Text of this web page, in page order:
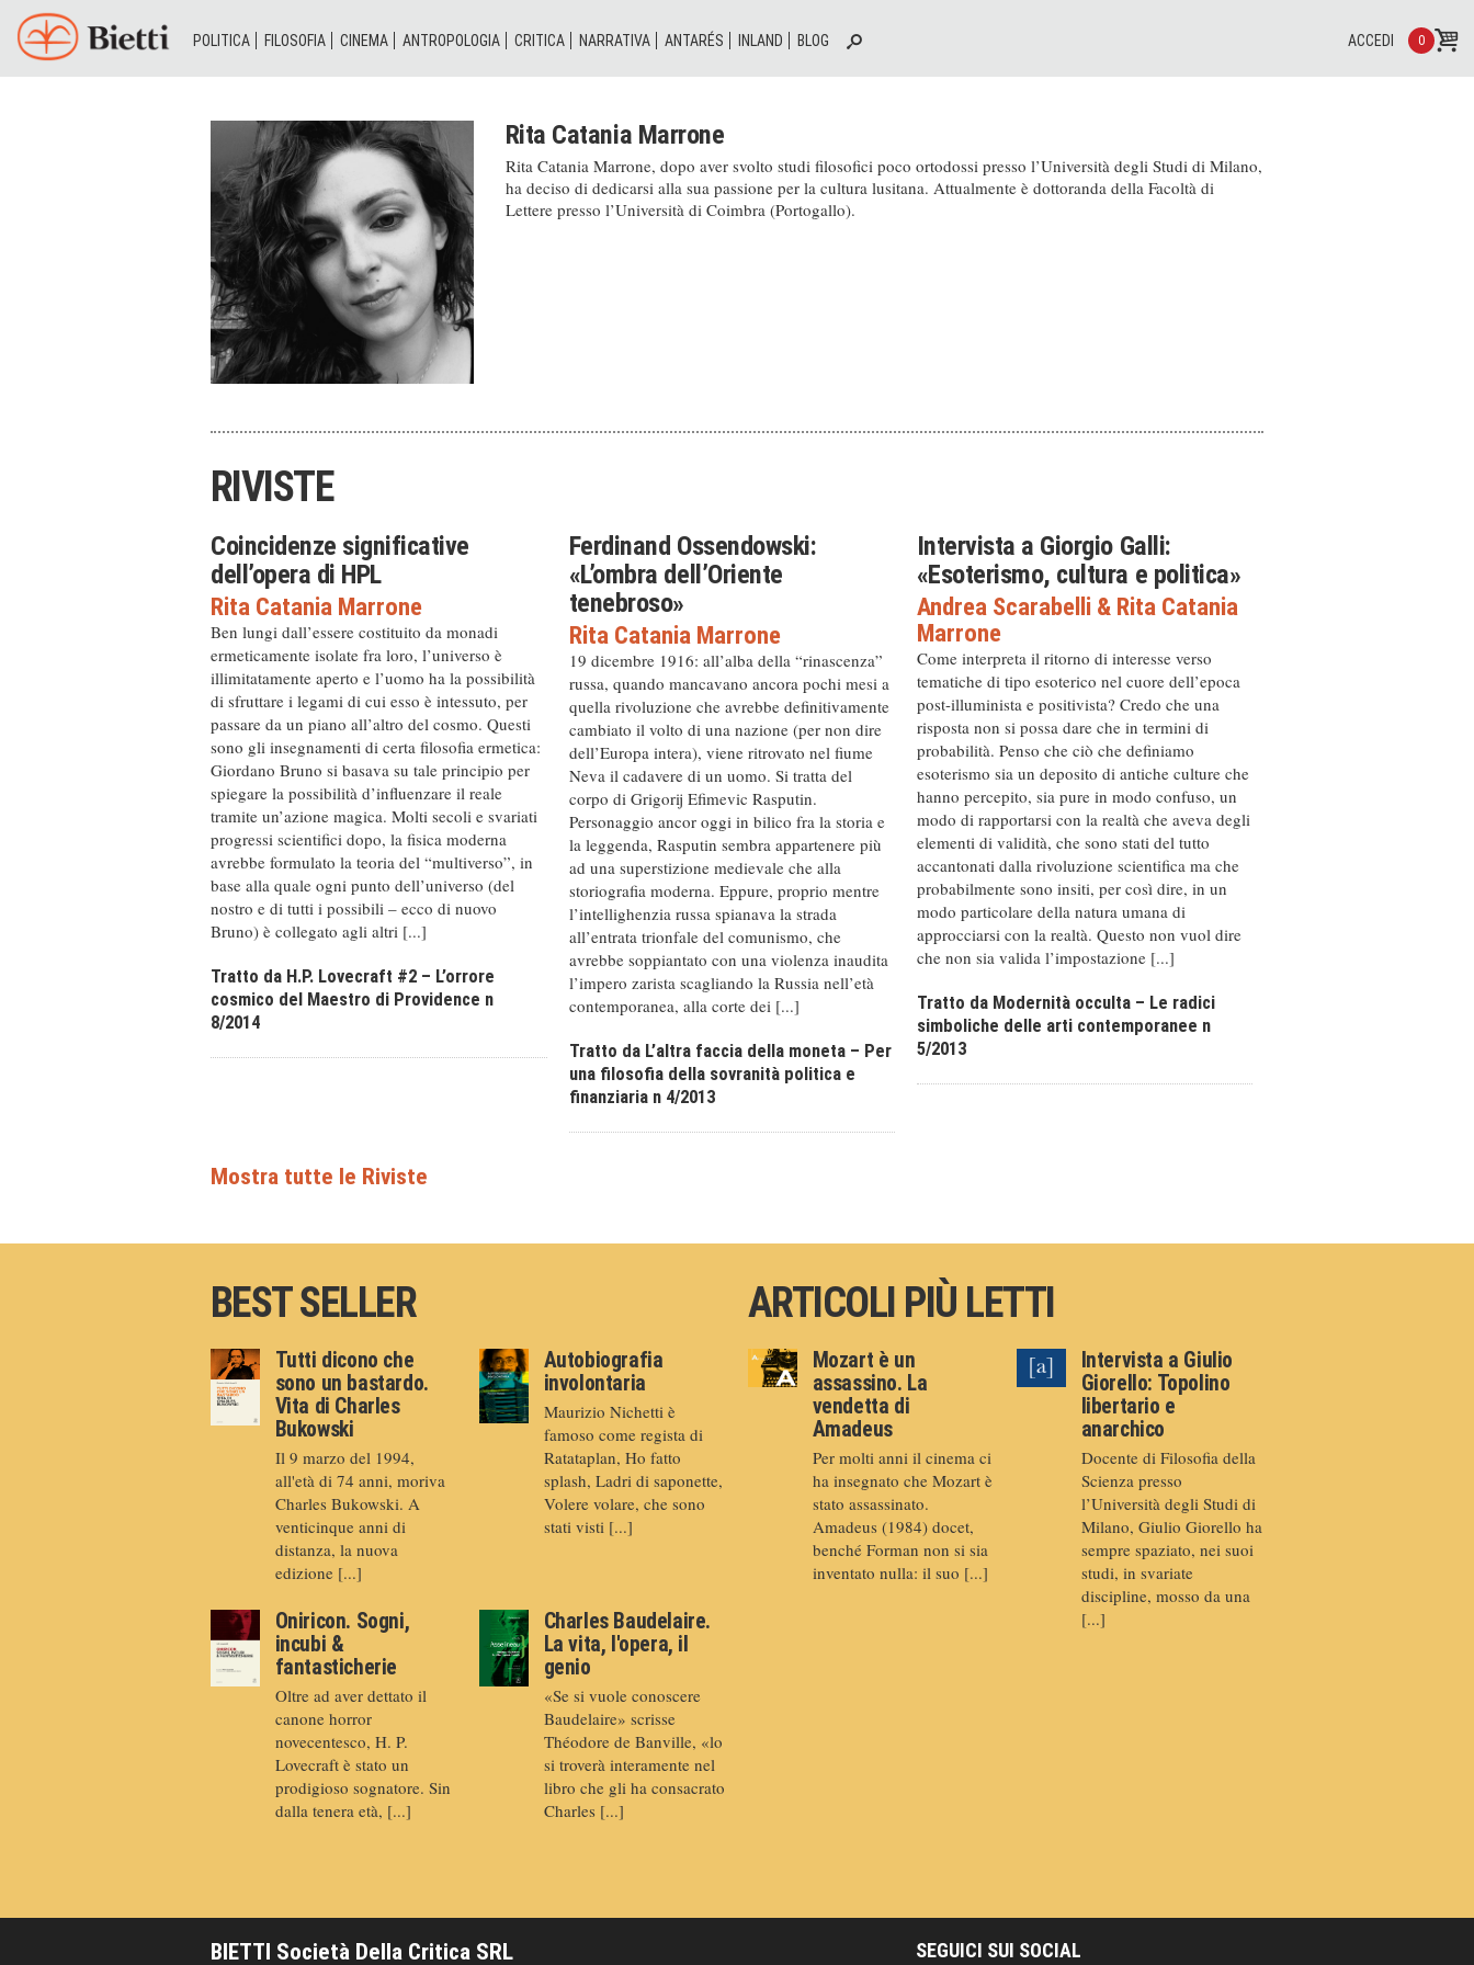
POLITICA FILOSOFIA CINEMA ANTROPOLOGIA CRITICA NARRATIVA ANTARÉS INLAND BLOG 0
ACCEDI
Rita Catania Marrone
Rita Catania Marrone, dopo aver svolto studi filosofici poco ortodossi presso l’Università degli Studi di Milano,
ha deciso di dedicarsi alla sua passione per la cultura lusitana. Attualmente è dottoranda della Facoltà di
Lettere presso l’Università di Coimbra (Portogallo).
RIVISTE
Coincidenze significative
dell’opera di HPL
Rita Catania Marrone
Ben lungi dall’essere costituito da monadi
ermeticamente isolate fra loro, l’universo è
illimitatamente aperto e l’uomo ha la possibilità
di sfruttare i legami di cui esso è intessuto, per
passare da un piano all’altro del cosmo. Questi
sono gli insegnamenti di certa filosofia ermetica:
Giordano Bruno si basava su tale principio per
spiegare la possibilità d’influenzare il reale
tramite un’azione magica. Molti secoli e svariati
progressi scientifici dopo, la fisica moderna
avrebbe formulato la teoria del “multiverso”, in
base alla quale ogni punto dell’universo (del
nostro e di tutti i possibili – ecco di nuovo
Bruno) è collegato agli altri [...]
Tratto da H.P. Lovecraft #2 – L’orrore
cosmico del Maestro di Providence n
8/2014
Ferdinand Ossendowski:
«L’ombra dell’Oriente
tenebroso»
Rita Catania Marrone
19 dicembre 1916: all’alba della “rinascenza”
russa, quando mancavano ancora pochi mesi a
quella rivoluzione che avrebbe definitivamente
cambiato il volto di una nazione (per non dire
dell’Europa intera), viene ritrovato nel fiume
Neva il cadavere di un uomo. Si tratta del
corpo di Grigorij Efimevic Rasputin.
Personaggio ancor oggi in bilico fra la storia e
la leggenda, Rasputin sembra appartenere più
ad una superstizione medievale che alla
storiografia moderna. Eppure, proprio mentre
l’intellighenzia russa spianava la strada
all’entrata trionfale del comunismo, che
avrebbe soppiantato con una violenza inaudita
l’impero zarista scagliando la Russia nell’età
contemporanea, alla corte dei [...]
Tratto da L’altra faccia della moneta – Per
una filosofia della sovranità politica e
finanziaria n 4/2013
Intervista a Giorgio Galli:
«Esoterismo, cultura e politica»
Andrea Scarabelli& Rita Catania
Marrone
Come interpreta il ritorno di interesse verso
tematiche di tipo esoterico nel cuore dell’epoca
post-illuminista e positivista? Credo che una
risposta non si possa dare che in termini di
probabilità. Penso che ciò che definiamo
esoterismo sia un deposito di antiche culture che
hanno percepito, sia pure in modo confuso, un
modo di rapportarsi con la realtà che aveva degli
elementi di validità, che sono stati del tutto
accantonati dalla rivoluzione scientifica ma che
probabilmente sono insiti, per così dire, in un
modo particolare della natura umana di
approcciarsi con la realtà. Questo non vuol dire
che non sia valida l’impostazione [...]
Tratto da Modernità occulta – Le radici
simboliche delle arti contemporanee n
5/2013
BEST SELLER
Tutti dicono che
sono un bastardo.
Vita di Charles
Bukowski
Il 9 marzo del 1994,
all'età di 74 anni, moriva
Charles Bukowski. A
venticinque anni di
distanza, la nuova
edizione [...]
Autobiografia
involontaria
Maurizio Nichetti è
famoso come regista di
Ratataplan, Ho fatto
splash, Ladri di saponette,
Volere volare, che sono
stati visti [...]
Oniricon. Sogni,
incubi &
fantasticherie
Oltre ad aver dettato il
canone horror
novecentesco, H. P.
Lovecraft è stato un
prodigioso sognatore. Sin
dalla tenera età, [...]
Charles Baudelaire.
La vita, l'opera, il
genio
«Se si vuole conoscere
Baudelaire» scrisse
Théodore de Banville, «lo
si troverà interamente nel
libro che gli ha consacrato
Charles [...]
ARTICOLI PIÙ LETTI
Mozart è un
assassino. La
vendetta di
Amadeus
Per molti anni il cinema ci
ha insegnato che Mozart è
stato assassinato.
Amadeus (1984) docet,
benché Forman non si sia
inventato nulla: il suo [...]
Intervista a Giulio
Giorello: Topolino
libertario e
anarchico
Docente di Filosofia della
Scienza presso
l’Università degli Studi di
Milano, Giulio Giorello ha
sempre spaziato, nei suoi
studi, in svariate
discipline, mosso da una
[...]
BIETTI Società Della Critica SRL SEGUICI SUI SOCIAL